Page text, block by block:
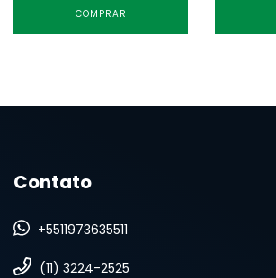
COMPRAR
Contato
+5511973635511
(11) 3224-2525